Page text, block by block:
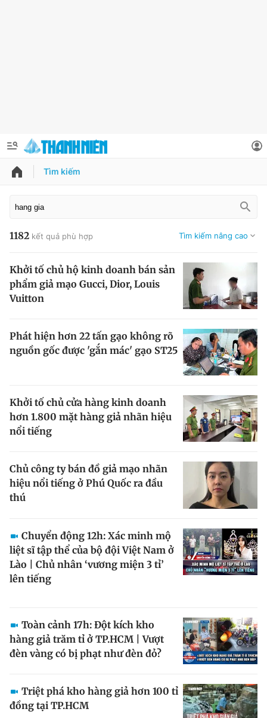
QUẢNG CÁO
Chuyên mục khác
Tin thị trường Tin 360
Sản phẩm khác
Thông tin tòa soạn Liên hệ quảng cáo
Đọc Thanh Niên trên điện thoại
Theo dõi báo trên
0906 645 777
Liên hệ quảng cáo
0908 780 404
Thông tin tài khoản
Đổi mật khẩu
Tin đã lưu
Tin đã xem
Tìm kiếm
1182 kết quả phù hợp Tìm kiếm nâng cao
Khởi tố chủ hộ kinh doanh bán sản
phẩm giả mạo Gucci, Dior, Louis
Vuitton
Phát hiện hơn 22 tấn gạo không rõ
nguồn gốc được 'gắn mác' gạo ST25
Khởi tố chủ cửa hàng kinh doanh
hơn 1.800 mặt hàng giả nhãn hiệu
nổi tiếng
Chủ công ty bán đồ giả mạo nhãn
hiệu nổi tiếng ở Phú Quốc ra đầu
thú
Chuyển động 12h: Xác minh mộ
liệt sĩ tập thể của bộ đội Việt Nam ở
Lào | Chủ nhân ‘vương miện 3 tỉ’
lên tiếng
Toàn cảnh 17h: Đột kích kho
hàng giả trăm tỉ ở TP.HCM | Vượt
đèn vàng có bị phạt như đèn đỏ?
Triệt phá kho hàng giả hơn 100 tỉ
đồng tại TP.HCM